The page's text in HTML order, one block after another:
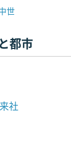
世
都市
社